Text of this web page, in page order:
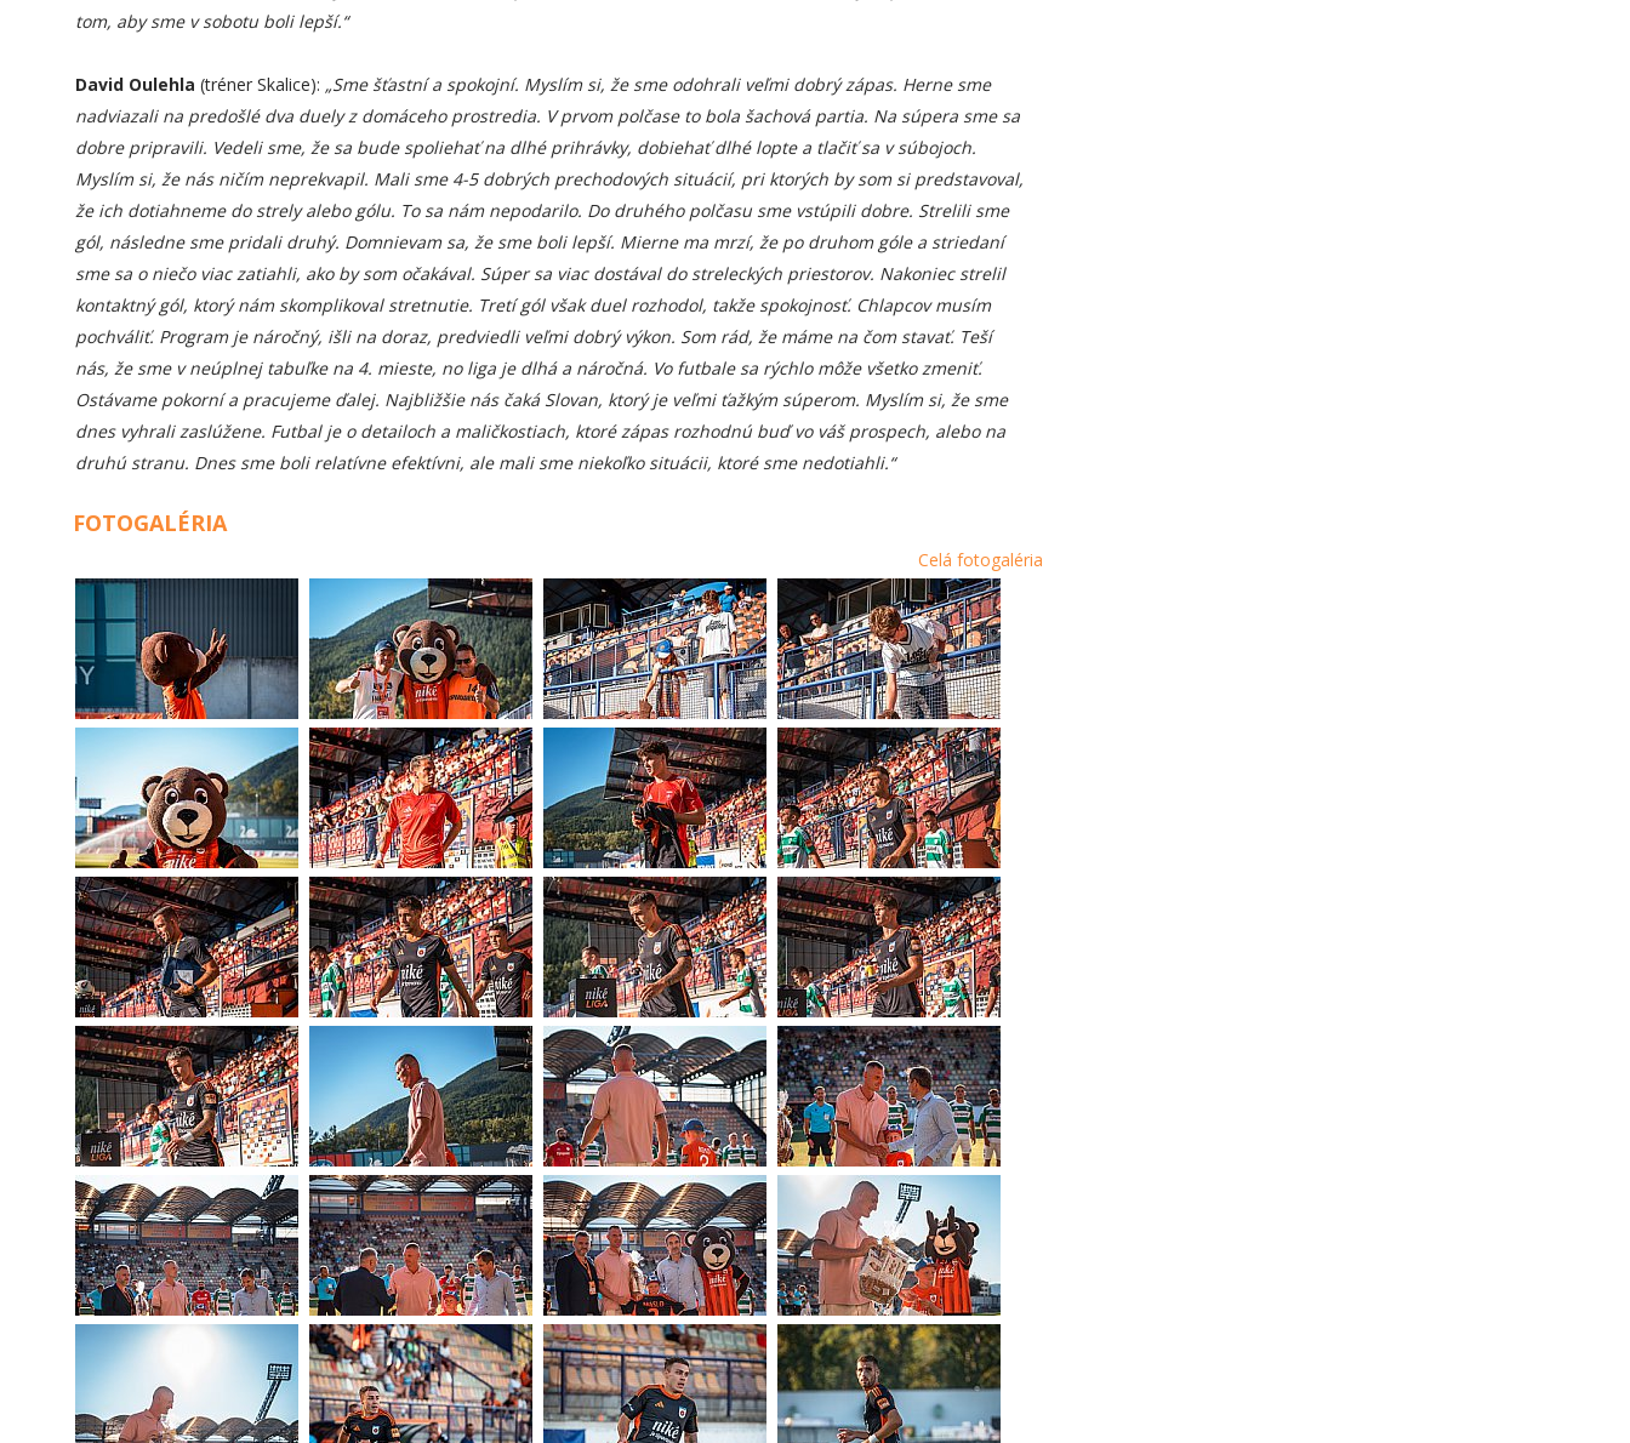
tom, aby sme v sobotu boli lepší.“
David Oulehla (tréner Skalice): „Sme šťastní a spokojní. Myslím si, že sme odohrali veľmi dobrý zápas. Herne sme
nadviazali na predošlé dva duely z domáceho prostredia. V prvom polčase to bola šachová partia. Na súpera sme sa
dobre pripravili. Vedeli sme, že sa bude spoliehať na dlhé prihrávky, dobiehať dlhé lopte a tlačiť sa v súbojoch.
Myslím si, že nás ničím neprekvapil. Mali sme 4-5 dobrých prechodových situácií, pri ktorých by som si predstavoval,
že ich dotiahneme do strely alebo gólu. To sa nám nepodarilo. Do druhého polčasu sme vstúpili dobre. Strelili sme
gól, následne sme pridali druhý. Domnievam sa, že sme boli lepší. Mierne ma mrzí, že po druhom góle a striedaní
sme sa o niečo viac zatiahli, ako by som očakával. Súper sa viac dostával do streleckých priestorov. Nakoniec strelil
kontaktný gól, ktorý nám skomplikoval stretnutie. Tretí gól však duel rozhodol, takže spokojnosť. Chlapcov musím
pochváliť. Program je náročný, išli na doraz, predviedli veľmi dobrý výkon. Som rád, že máme na čom stavať. Teší
nás, že sme v neúplnej tabuľke na 4. mieste, no liga je dlhá a náročná. Vo futbale sa rýchlo môže všetko zmeniť.
Ostávame pokorní a pracujeme ďalej. Najbližšie nás čaká Slovan, ktorý je veľmi ťažkým súperom. Myslím si, že sme
dnes vyhrali zaslúžene. Futbal je o detailoch a maličkostiach, ktoré zápas rozhodnú buď vo váš prospech, alebo na
druhú stranu. Dnes sme boli relatívne efektívni, ale mali sme niekoľko situácii, ktoré sme nedotiahli.“
FOTOGALÉRIA
Celá fotogaléria